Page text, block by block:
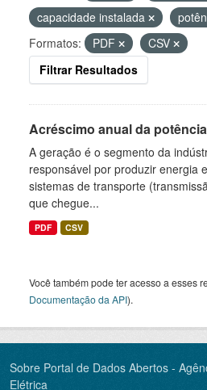
capacidade instalada
Formatos:
PDF
CSV
Filtrar Resultados
Acréscimo anual da
A geração é o segmento da
responsável por produzir energia
sistemas de transporte
que chegue...
PDF CSV
Você também pode ter acesso a esses
Documentação da API).
Sobre Portal de Dados Abertos -
Elétrica